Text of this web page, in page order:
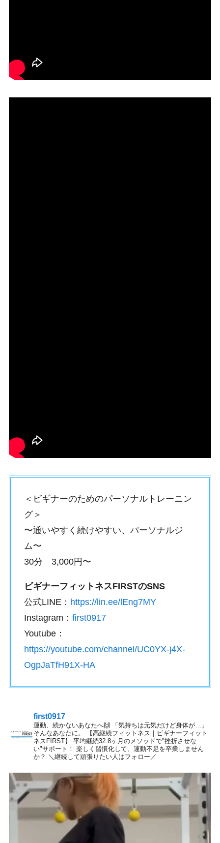
＜ビギナーのためのパーソナルトレーニン
グ＞
〜通いやすく続けやすい、パーソナルジ
ム〜
30分 3,000円〜
ビギナーフィットネスFIRSTのSNS
公式LINE： https://lin.ee/lEng7MY
Instagram： first0917
Youtube：
https://youtube.com/channel/UC0YX-j4X-
OgpJaTfH91X-HA
first0917
運動、続かないあなたへ🙌「気持ちは元気だけど身体が…」
そんなあなたに。
【高継続フィットネス｜ビギナーフィット
ネスFIRST】
平均継続32.8ヶ月のメソッドで"挫折させな
い"サポート！ 楽しく習慣化して、運動不足を卒業しません
か？ ＼継続して頑張りたい人はフォロー／